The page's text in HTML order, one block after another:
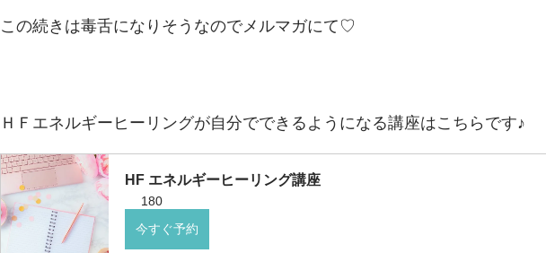
この続きは毒舌になりそうなのでメルマガにて♡
ＨＦエネルギーヒーリングが自分でできるようになる講座はこちらです♪
HF エネルギーヒーリング講座
180
今すぐ予約